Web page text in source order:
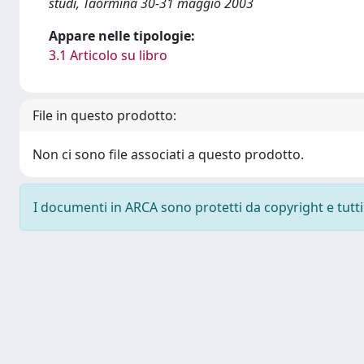
Appare nelle tipologie:
3.1 Articolo su libro
File in questo prodotto:
Non ci sono file associati a questo prodotto.
I documenti in ARCA sono protetti da copyright e